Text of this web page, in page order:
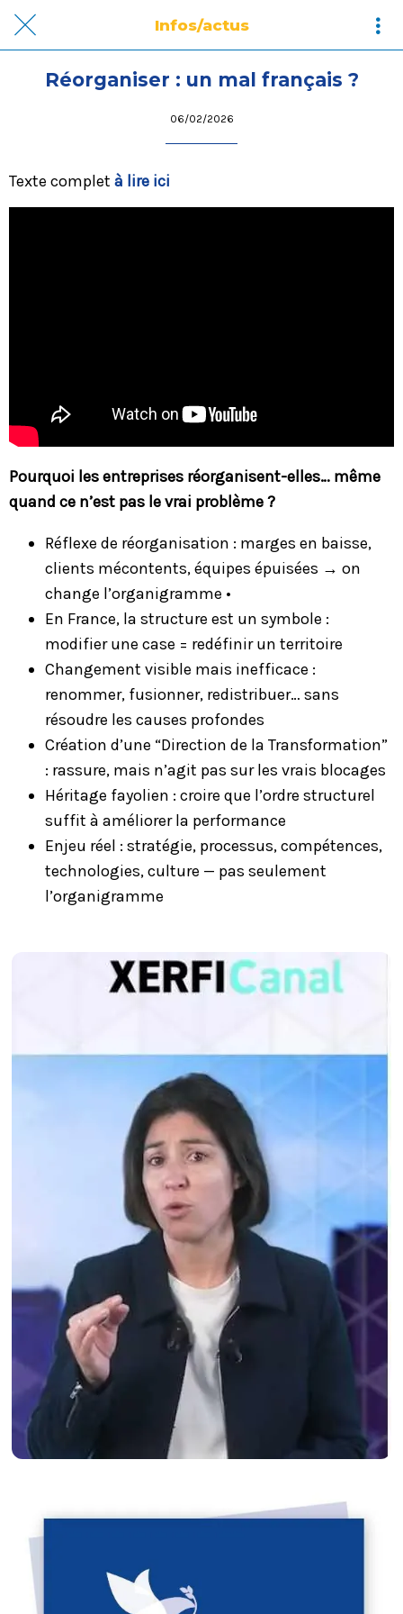
Infos/actus
Réorganiser : un mal français ?
06/02/2026
Texte complet à lire ici
Pourquoi les entreprises réorganisent-elles… même
quand ce n’est pas le vrai problème ?
Réflexe de réorganisation : marges en baisse,
clients mécontents, équipes épuisées → on
change l’organigramme •
En France, la structure est un symbole :
modifier une case = redéfinir un territoire
Changement visible mais inefficace :
renommer, fusionner, redistribuer… sans
résoudre les causes profondes
Création d’une “Direction de la Transformation”
: rassure, mais n’agit pas sur les vrais blocages
Héritage fayolien : croire que l’ordre structurel
suffit à améliorer la performance
Enjeu réel : stratégie, processus, compétences,
technologies, culture — pas seulement
l’organigramme